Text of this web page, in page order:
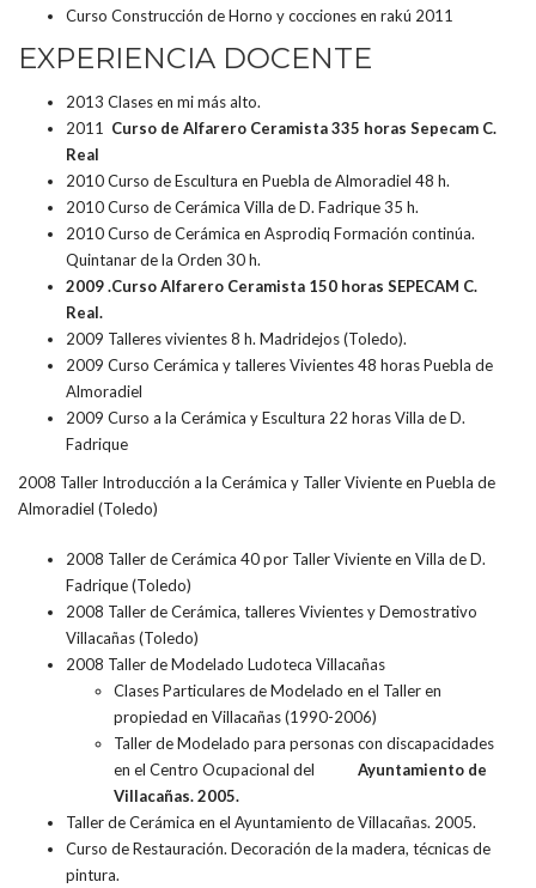
Curso Construcción de Horno y cocciones en rakú 2011
EXPERIENCIA DOCENTE
2013 Clases en mi más alto.
2011 Curso de Alfarero Ceramista 335 horas Sepecam C.
Real
2010 Curso de Escultura en Puebla de Almoradiel 48 h.
2010 Curso de Cerámica Villa de D. Fadrique 35 h.
2010 Curso de Cerámica en Asprodiq Formación continúa.
Quintanar de la Orden 30 h.
2009 .Curso Alfarero Ceramista 150 horas SEPECAM C.
Real.
2009 Talleres vivientes 8 h. Madridejos (Toledo).
2009 Curso Cerámica y talleres Vivientes 48 horas Puebla de
Almoradiel
2009 Curso a la Cerámica y Escultura 22 horas Villa de D.
Fadrique
2008 Taller Introducción a la Cerámica y Taller Viviente en Puebla de
Almoradiel (Toledo)
2008 Taller de Cerámica 40 por Taller Viviente en Villa de D.
Fadrique (Toledo)
2008 Taller de Cerámica, talleres Vivientes y Demostrativo
Villacañas (Toledo)
2008 Taller de Modelado Ludoteca Villacañas
Clases Particulares de Modelado en el Taller en
propiedad en Villacañas (1990-2006)
Taller de Modelado para personas con discapacidades
en el Centro Ocupacional del Ayuntamiento de
Villacañas. 2005.
Taller de Cerámica en el Ayuntamiento de Villacañas. 2005.
Curso de Restauración. Decoración de la madera, técnicas de
pintura.